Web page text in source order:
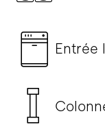
Entrée